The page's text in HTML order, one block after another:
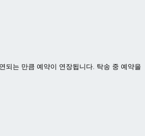
되는 만큼 예약이 연장됩니다. 탁송 중 예약을